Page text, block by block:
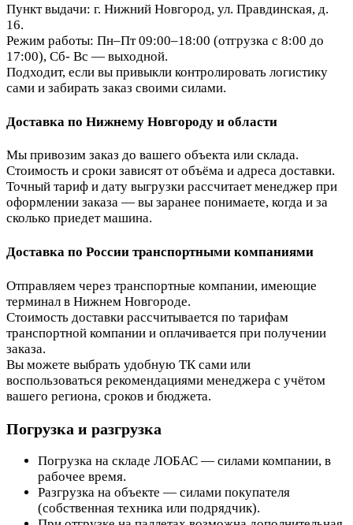
Пункт выдачи: г. Нижний Новгород, ул. Правдинская, д.
16.
Режим работы: Пн–Пт 09:00–18:00 (отгрузка с 8:00 до
17:00), Сб- Вс — выходной.
Подходит, если вы привыкли контролировать логистику
сами и забирать заказ своими силами.
Доставка по Нижнему Новгороду и области
Мы привозим заказ до вашего объекта или склада.
Стоимость и сроки зависят от объёма и адреса доставки.
Точный тариф и дату выгрузки рассчитает менеджер при
оформлении заказа — вы заранее понимаете, когда и за
сколько приедет машина.
Доставка по России транспортными компаниями
Отправляем через транспортные компании, имеющие
терминал в Нижнем Новгороде.
Стоимость доставки рассчитывается по тарифам
транспортной компании и оплачивается при получении
заказа.
Вы можете выбрать удобную ТК сами или
воспользоваться рекомендациями менеджера с учётом
вашего региона, сроков и бюджета.
Погрузка и разгрузка
Погрузка на складе ЛОБАС — силами компании, в
рабочее время.
Разгрузка на объекте — силами покупателя
(собственная техника или подрядчик).